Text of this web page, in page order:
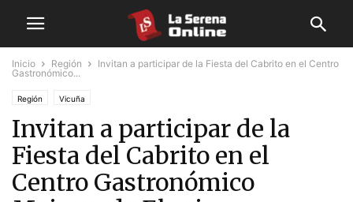
Inicio Región
Invitan a participar de la Fiesta del Cabrito en el Centro
Gastronómico...
Región Vicuña
Invitan a participar de la
Fiesta del Cabrito en el
Centro Gastronómico